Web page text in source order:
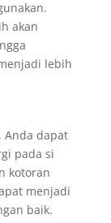
akan
lebih
Anda dapat
pada si
kotoran
menjadi
baik.